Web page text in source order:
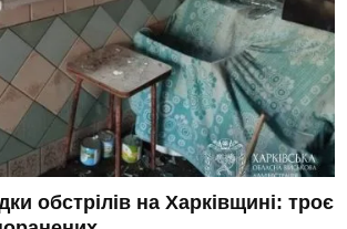
обстрілів на Харківщині: троє